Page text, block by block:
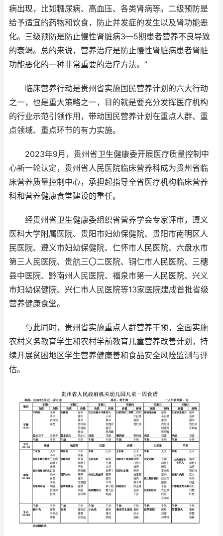
病出现，比如糖尿病、高血压、各类肾病等。二级预防是
给予适宜的药物和饮食，防止并发症的发生以及肾功能恶
化。三级预防是防止慢性肾脏病3—5期患者营养不良导致
的衰竭。总的来说，营养治疗是防止慢性肾脏病患者肾脏
功能恶化的一种非常重要的治疗方法。”
临床营养行动是贵州省实施国民营养计划的六大行动
之一，也是重大策略之一，目的就是要充分发挥医疗机构
的行业示范引领作用，带动国民营养计划在重点人群、重
点领域、重点环节的有力实施。
2023年9月，贵州省卫生健康委开展医疗质量控制中
心新一轮认定，贵州省人民医院临床营养科成为贵州省临
床营养质量控制中心，承担起指导全省医疗机构临床营养
科和营养健康食堂建设的重任。
经贵州省卫生健康委组织省营养学会专家评审，遵义
医科大学附属医院、贵阳市妇幼保健院、贵阳市南明区人
民医院、遵义市妇幼保健院、仁怀市人民医院、六盘水市
第三人民医院、贵航三〇二医院、铜仁市人民医院、三穗
县中医院、黔南州人民医院、福泉市第一人民医院、兴义
市妇幼保健院、兴仁市人民医院等13家医院建成首批省级
营养健康食堂。
与此同时，贵州省实施重点人群营养干预，全面实施
农村义务教育学生和农村学前教育儿童营养改善计划，持
续开展贫困地区学生营养健康善和食品安全风险监测与评
估。